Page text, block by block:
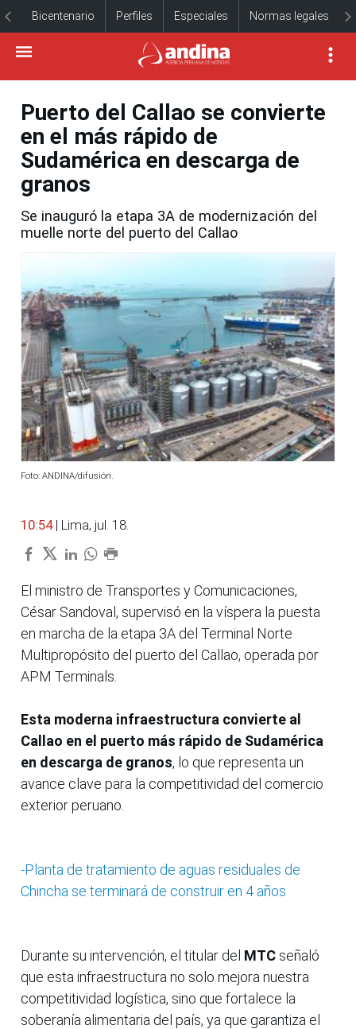
Bicentenario Perfiles Especiales Normas legales
Puerto del Callao se convierte
en el más rápido de
Sudamérica en descarga de
granos
Se inauguró la etapa 3A de modernización del
muelle norte del puerto del Callao
Foto: ANDINA/difusión.
10:54 | Lima, jul. 18.
El ministro de Transportes y Comunicaciones,
César Sandoval, supervisó en la víspera la puesta
en marcha de la etapa 3A del Terminal Norte
Multipropósito del puerto del Callao, operada por
APM Terminals.
Esta moderna infraestructura convierte al
Callao en el puerto más rápido de Sudamérica
en descarga de granos, lo que representa un
avance clave para la competitividad del comercio
exterior peruano.
-Planta de tratamiento de aguas residuales de
Chincha se terminará de construir en 4 años
Durante su intervención, el titular del MTC señaló
que esta infraestructura no solo mejora nuestra
competitividad logística, sino que fortalece la
soberanía alimentaria del país, ya que garantiza el